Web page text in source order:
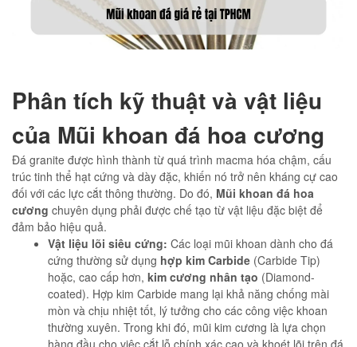
Phân tích kỹ thuật và vật liệu
của Mũi khoan đá hoa cương
Đá granite được hình thành từ quá trình macma hóa chậm, cấu
trúc tinh thể hạt cứng và dày đặc, khiến nó trở nên kháng cự cao
đối với các lực cắt thông thường. Do đó, Mũi khoan đá hoa
cương chuyên dụng phải được chế tạo từ vật liệu đặc biệt để
đảm bảo hiệu quả.
Vật liệu lõi siêu cứng: Các loại mũi khoan dành cho đá
cứng thường sử dụng hợp kim Carbide (Carbide Tip)
hoặc, cao cấp hơn, kim cương nhân tạo (Diamond-
coated). Hợp kim Carbide mang lại khả năng chống mài
mòn và chịu nhiệt tốt, lý tưởng cho các công việc khoan
thường xuyên. Trong khi đó, mũi kim cương là lựa chọn
hàng đầu cho việc cắt lỗ chính xác cao và khoét lõi trên đá